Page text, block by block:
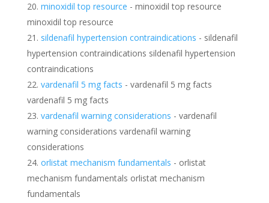
minoxidil top resource - minoxidil top resource
minoxidil top resource
sildenafil hypertension contraindications - sildenafil
hypertension contraindications sildenafil hypertension
contraindications
vardenafil 5 mg facts - vardenafil 5 mg facts
vardenafil 5 mg facts
vardenafil warning considerations - vardenafil
warning considerations vardenafil warning
considerations
orlistat mechanism fundamentals - orlistat
mechanism fundamentals orlistat mechanism
fundamentals